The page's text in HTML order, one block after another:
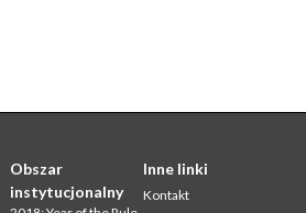
Obszar
instytucjonalny
Inne linki
Kontakt